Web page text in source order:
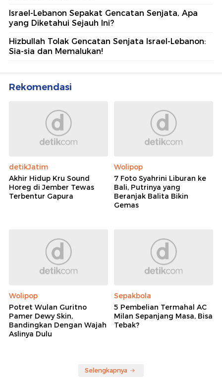
Israel-Lebanon Sepakat Gencatan Senjata, Apa
yang Diketahui Sejauh Ini?
Hizbullah Tolak Gencatan Senjata Israel-Lebanon:
Sia-sia dan Memalukan!
Rekomendasi
detikJatim
Akhir Hidup Kru Sound
Horeg di Jember Tewas
Terbentur Gapura
Wolipop
7 Foto Syahrini Liburan ke
Bali, Putrinya yang
Beranjak Balita Bikin
Gemas
Wolipop
Potret Wulan Guritno
Pamer Dewy Skin,
Bandingkan Dengan Wajah
Aslinya Dulu
Sepakbola
5 Pembelian Termahal AC
Milan Sepanjang Masa, Bisa
Tebak?
Selengkapnya